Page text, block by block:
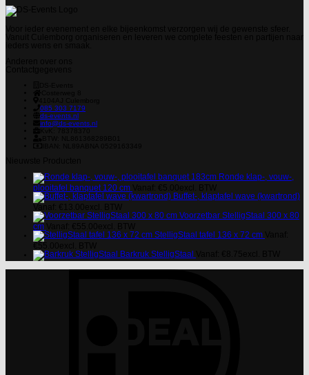
085 303 7179
ds-events.nl
info@ds-events.nl
Ronde klap-, vouw-,
plooitafel banquet 120 cm
Buffet-, klaptafel wave (kwartrond)
Voorzetbar StelligStaal 300 x 80
cm
StelligStaal tafel 136 x 72 cm
Barkruk StelligStaal